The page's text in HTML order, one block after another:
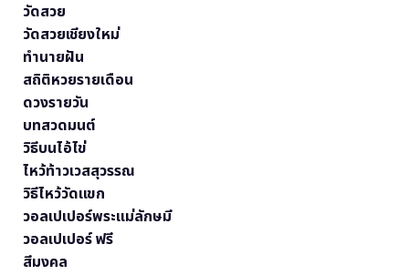
วัดสวย
วัดสวยเชียงใหม่
ทำนายฝัน
สถิติหวยรายเดือน
ดวงรายวัน
บทสวดมนต์
วิธีบนไอ้ไข่
ไหว้ท้าวเวสสุวรรณ
วิธีไหว้วัดแขก
วอลเปเปอร์พระแม่ลักษมี
วอลเปเปอร์ ฟรี
สีมงคล